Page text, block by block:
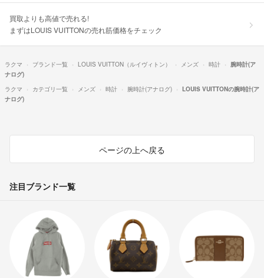
買取よりも高値で売れる!
まずはLOUIS VUITTONの売れ筋価格をチェック
ラクマ ブランド一覧 LOUIS VUITTON（ルイヴィトン） メンズ 時計
腕時計(ア
ナログ)
ラクマ
カテゴリ一覧 メンズ 時計 腕時計(アナログ)
LOUIS VUITTONの腕時計(ア
ナログ)
ページの上へ戻る
注目ブランド一覧